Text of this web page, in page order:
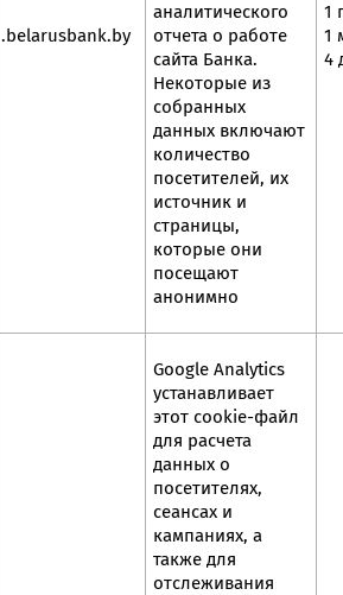
.belarusbank.by
аналитического
отчета о работе
сайта Банка.
Некоторые из
собранных
данных включают
количество
посетителей, их
источник и
страницы,
которые они
посещают
анонимно
1
1
4
Google Analytics
устанавливает
этот cookie-файл
для расчета
данных о
посетителях,
сеансах и
кампаниях, а
также для
отслеживания